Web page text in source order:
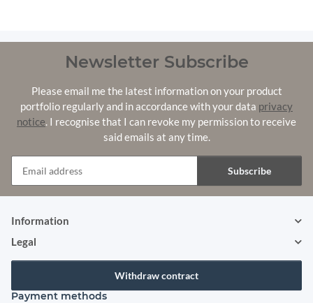
Newsletter Subscribe
Please email me the latest information on your product
portfolio regularly and in accordance with your data privacy
notice. I recognise that I can revoke my permission to receive
said emails at any time.
Subscribe
Information
Legal
Withdraw contract
Payment methods